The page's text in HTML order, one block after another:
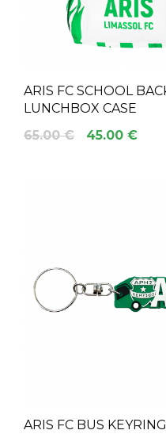
ARIS FC SCHOOL
LUNCHBOX CASE
65.00 €
45.00 €
ARIS FC BUS KEYRING